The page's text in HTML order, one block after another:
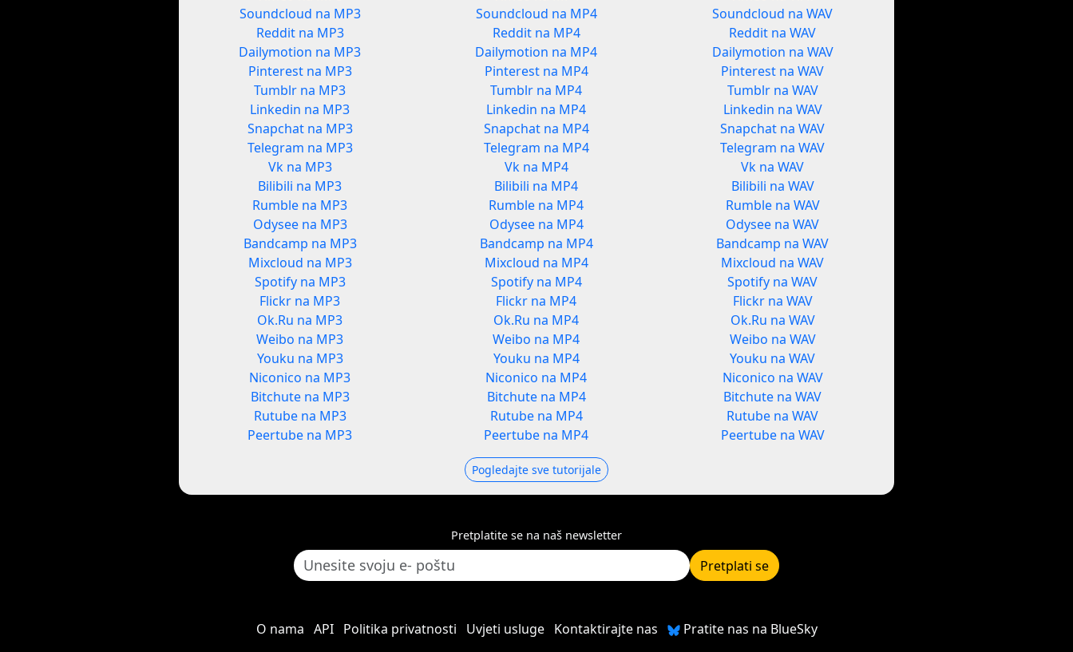
Soundcloud na MP3
Reddit na MP3
Dailymotion na MP3
Pinterest na MP3
Tumblr na MP3
Linkedin na MP3
Snapchat na MP3
Telegram na MP3
Vk na MP3
Bilibili na MP3
Rumble na MP3
Odysee na MP3
Bandcamp na MP3
Mixcloud na MP3
Spotify na MP3
Flickr na MP3
Ok.Ru na MP3
Weibo na MP3
Youku na MP3
Niconico na MP3
Bitchute na MP3
Rutube na MP3
Peertube na MP3
Soundcloud na MP4
Reddit na MP4
Dailymotion na MP4
Pinterest na MP4
Tumblr na MP4
Linkedin na MP4
Snapchat na MP4
Telegram na MP4
Vk na MP4
Bilibili na MP4
Rumble na MP4
Odysee na MP4
Bandcamp na MP4
Mixcloud na MP4
Spotify na MP4
Flickr na MP4
Ok.Ru na MP4
Weibo na MP4
Youku na MP4
Niconico na MP4
Bitchute na MP4
Rutube na MP4
Peertube na MP4
Soundcloud na WAV
Reddit na WAV
Dailymotion na WAV
Pinterest na WAV
Tumblr na WAV
Linkedin na WAV
Snapchat na WAV
Telegram na WAV
Vk na WAV
Bilibili na WAV
Rumble na WAV
Odysee na WAV
Bandcamp na WAV
Mixcloud na WAV
Spotify na WAV
Flickr na WAV
Ok.Ru na WAV
Weibo na WAV
Youku na WAV
Niconico na WAV
Bitchute na WAV
Rutube na WAV
Peertube na WAV
Pogledajte sve tutorijale
Pretplatite se na naš newsletter
Pretplati se
O nama API Politika privatnosti Uvjeti usluge Kontaktirajte nas Pratite nas na BlueSky